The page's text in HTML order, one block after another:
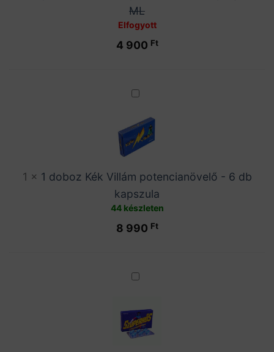
ML
ML
Elfogyott
4 900 Ft
1
Kék
Villám
potencianövelő
6
db
kapszula
1 × 1 doboz Kék Villám potencianövelő - 6 db
kapszula
44 készleten
8 990 Ft
1
Blue
potencianövelő